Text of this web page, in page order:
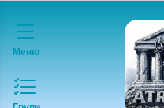
Меню